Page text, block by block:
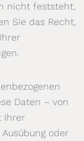
nicht feststeht,
Sie das Recht,
Daten – von
Ihrer
oder